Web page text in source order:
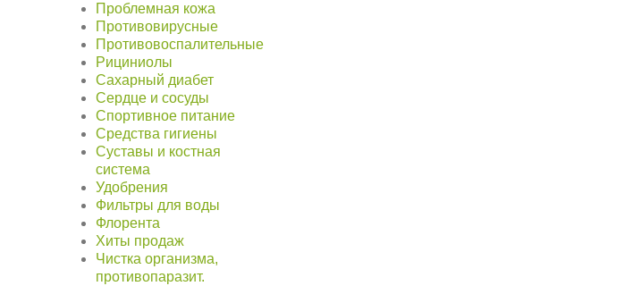
Проблемная кожа
Противовирусные
Противовоспалительные
Рициниолы
Сахарный диабет
Сердце и сосуды
Спортивное питание
Средства гигиены
Суставы и костная
система
Удобрения
Фильтры для воды
Флорента
Хиты продаж
Чистка организма,
противопаразит.